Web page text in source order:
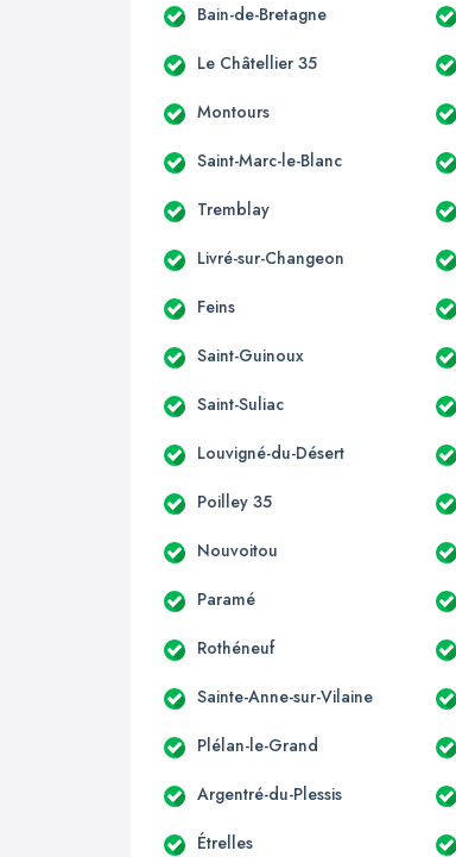
Bain-de-Bretagne
Le Châtellier 35
Montours
Saint-Marc-le-Blanc
Tremblay
Livré-sur-Changeon
Feins
Saint-Guinoux
Saint-Suliac
Louvigné-du-Désert
Poilley 35
Nouvoitou
Paramé
Rothéneuf
Sainte-Anne-sur-Vilaine
Plélan-le-Grand
Argentré-du-Plessis
Étrelles